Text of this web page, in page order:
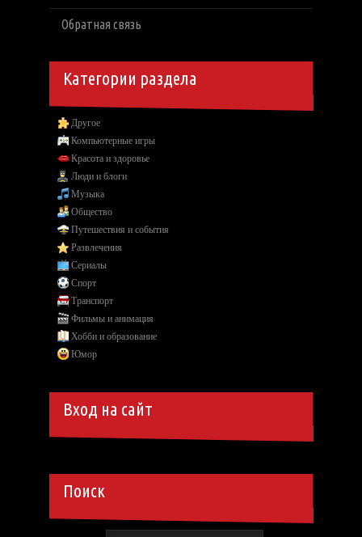
Обратная связь
Категории раздела
Другое
Компьютерные игры
Красота и здоровье
Люди и блоги
Музыка
Общество
Путешествия и события
Развлечения
Сериалы
Спорт
Транспорт
Фильмы и анимация
Хобби и образование
Юмор
Вход на сайт
Поиск